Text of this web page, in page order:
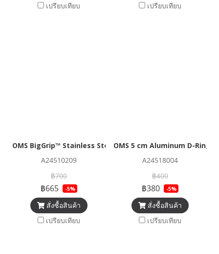
เปรียบเทียบ
เปรียบเทียบ
OMS BigGrip™ Stainless Steel Bolt-Snap 1 1/4"" (32 mm)
A24510209
฿700
฿665 -5%
สั่งซื้อสินค้า
เปรียบเทียบ
OMS 5 cm Aluminum D-Ring
A24518004
฿400
฿380 -5%
สั่งซื้อสินค้า
เปรียบเทียบ